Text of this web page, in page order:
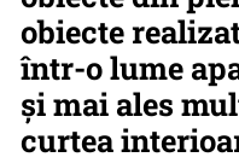
obiecte
într-o lume
și mai ales
curtea